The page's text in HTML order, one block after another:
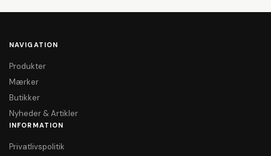
NAVIGATION
Produkter
Mærker
Butikker
Nyheder & Artikler
INFORMATION
Privatlivspolitik